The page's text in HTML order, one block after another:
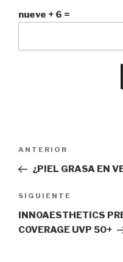
nueve + 6 =
Navegación
entradas
Entrada
anterior:
ANTERIOR
¿PIEL GRASA EN
Siguiente
entrada
SIGUIENTE
INNOAESTHETICS
COVERAGE UVP 50+